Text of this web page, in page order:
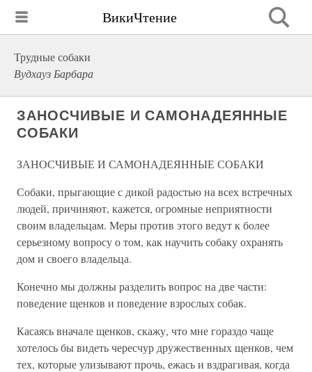
ВикиЧтение
Трудные собаки
Вудхауз Барбара
ЗАНОСЧИВЫЕ И САМОНАДЕЯННЫЕ
СОБАКИ
ЗАНОСЧИВЫЕ И САМОНАДЕЯННЫЕ СОБАКИ
Собаки, прыгающие с дикой радостью на всех встречных
людей, причиняют, кажется, огромные неприятности
своим владельцам. Меры против этого ведут к более
серьезному вопросу о том, как научить собаку охранять
дом и своего владельца.
Конечно мы должны разделить вопрос на две части:
поведение щенков и поведение взрослых собак.
Касаясь вначале щенков, скажу, что мне гораздо чаще
хотелось бы видеть чересчур дружественных щенков, чем
тех, которые улизывают прочь, ежась и вздрагивая, когда